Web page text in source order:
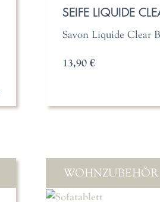
SEIFE LIQUIDE
Savon Liquide Clear
13,90 €
WOHNZUBEHÖR